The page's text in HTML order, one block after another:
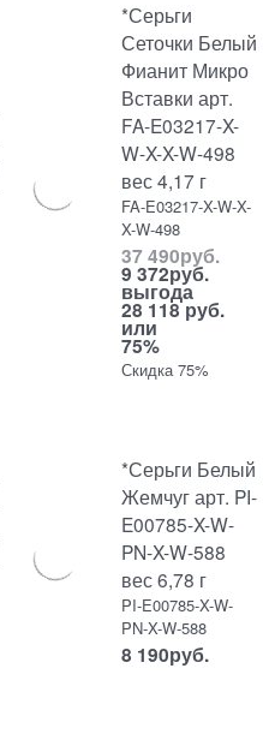
*Серьги
Сеточки Белый
Фианит Микро
Вставки арт.
FA-E03217-X-
W-X-X-W-498
вес 4,17 г
FA-E03217-X-W-X-
X-W-498
37 490руб.
9 372руб.
выгода
28 118 руб.
или
75%
Скидка 75%
*Серьги Белый
Жемчуг арт. PI-
E00785-X-W-
PN-X-W-588
вес 6,78 г
PI-E00785-X-W-
PN-X-W-588
8 190руб.